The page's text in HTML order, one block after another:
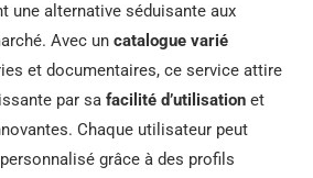
une alternative séduisante aux
Avec un catalogue varié
et documentaires, ce service attire
par sa facilité d’utilisation et
Chaque utilisateur peut
grâce à des profils